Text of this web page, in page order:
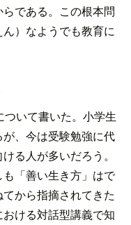
である。この根本問
）なようでも教育に
いて書いた。小学生
、今は受験勉強に代
る人が多いだろう。
「善い生き方」はで
から指摘されてきた
ける対話型講義で知